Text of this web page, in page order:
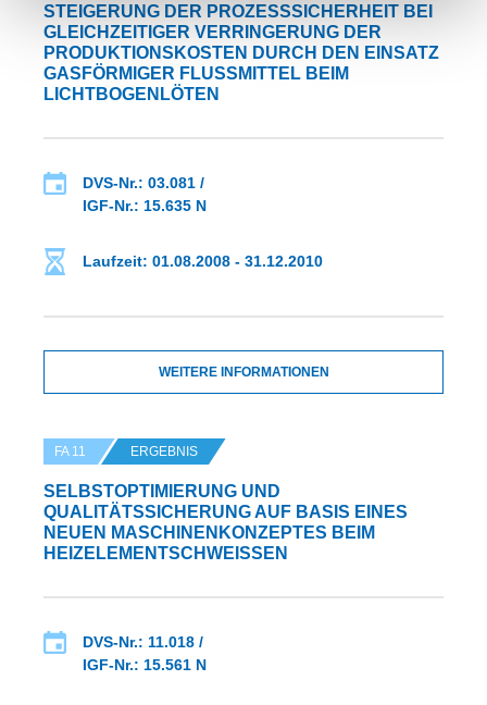
STEIGERUNG DER PROZESSSICHERHEIT BEI
GLEICHZEITIGER VERRINGERUNG DER
PRODUKTIONSKOSTEN DURCH DEN EINSATZ
GASFÖRMIGER FLUSSMITTEL BEIM
LICHTBOGENLÖTEN
DVS-Nr.: 03.081 /
IGF-Nr.: 15.635 N
Laufzeit: 01.08.2008 - 31.12.2010
WEITERE INFORMATIONEN
FA 11 ERGEBNIS
SELBSTOPTIMIERUNG UND
QUALITÄTSSICHERUNG AUF BASIS EINES
NEUEN MASCHINENKONZEPTES BEIM
HEIZELEMENTSCHWEISSEN
DVS-Nr.: 11.018 /
IGF-Nr.: 15.561 N